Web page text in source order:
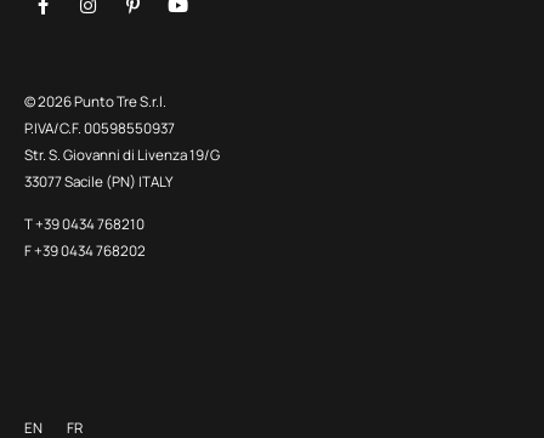
© 2026 Punto Tre S.r.l.
P.IVA/C.F. 00598550937
Str. S. Giovanni di Livenza 19/G
33077 Sacile (PN) ITALY
T +39 0434 768210
F +39 0434 768202
EN FR